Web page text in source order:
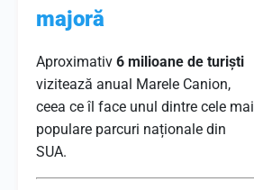
majoră
Aproximativ 6 milioane de turiști
vizitează anual Marele Canion,
ceea ce îl face unul dintre cele mai
populare parcuri naționale din
SUA.